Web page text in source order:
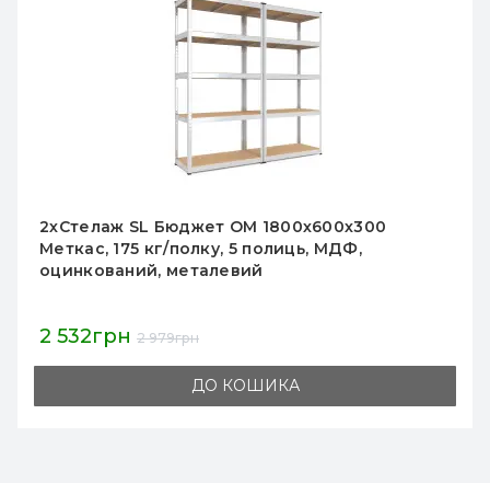
2хСтелаж SL Бюджет ОМ 1800х600х300
Меткас, 175 кг/полку, 5 полиць, МДФ,
оцинкований, металевий
2 532грн 2 979грн
ДО КОШИКА